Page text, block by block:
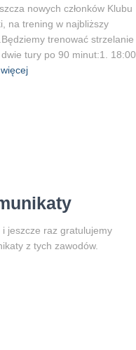
nowych członków Klubu
na trening w najbliższy
trenować strzelanie
tury po 90 minut:1. 18:00
i jeszcze raz gratulujemy
z tych zawodów.